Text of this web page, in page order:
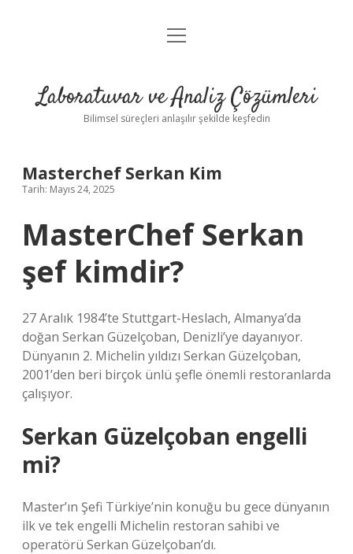
Anasayfa
Yasal Uyarı
menüyü
Laboratuvar ve Analiz Çözümleri
Bilimsel süreçleri anlaşılır şekilde keşfedin
Masterchef Serkan Kim
Tarih: Mayıs 24, 2025
MasterChef Serkan
şef kimdir?
27 Aralık 1984’te Stuttgart-Heslach, Almanya’da
doğan Serkan Güzelçoban, Denizli’ye dayanıyor.
Dünyanın 2. Michelin yıldızı Serkan Güzelçoban,
2001’den beri birçok ünlü şefle önemli restoranlarda
çalışıyor.
Serkan Güzelçoban engelli
mi?
Master’ın Şefi Türkiye’nin konuğu bu gece dünyanın
ilk ve tek engelli Michelin restoran sahibi ve
operatörü Serkan Güzelçoban’dı.